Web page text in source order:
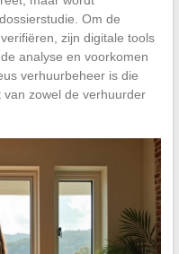
Om de
zijn digitale tools
analyse en voorkomen
verhuurbeheer is die
zowel de verhuurder